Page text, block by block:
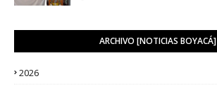
ARCHIVO [NOTICIAS BOYACÁ]
2026